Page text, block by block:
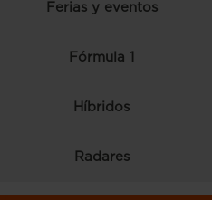
Ferias y eventos
Fórmula 1
Híbridos
Radares